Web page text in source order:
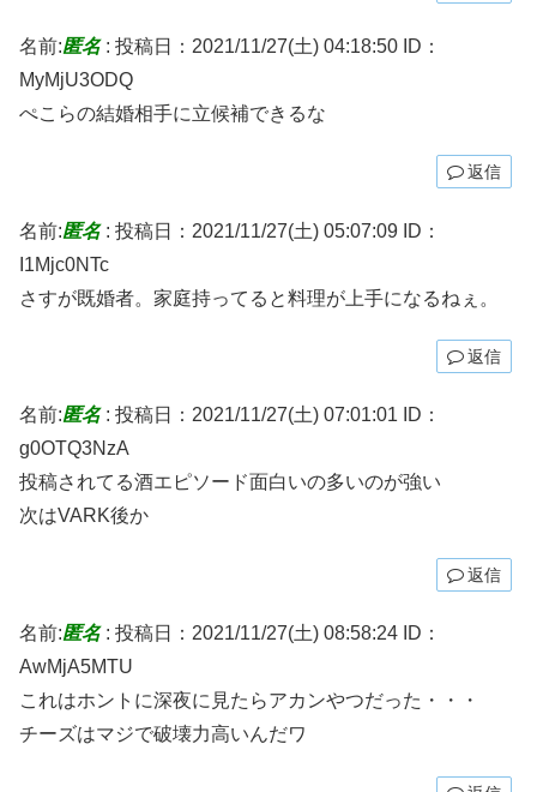
名前:匿名: 投稿日：2021/11/27(土) 04:18:50 ID：
MyMjU3ODQ
ぺこらの結婚相手に立候補できるな
返信
名前:匿名: 投稿日：2021/11/27(土) 05:07:09 ID：
I1Mjc0NTc
さすが既婚者。家庭持ってると料理が上手になるねぇ。
返信
名前:匿名: 投稿日：2021/11/27(土) 07:01:01
ID：
g0OTQ3NzA
投稿されてる酒エピソード面白いの多いのが強い
次はVARK後か
返信
名前:匿名: 投稿日：2021/11/27(土) 08:58:24 ID：
AwMjA5MTU
これはホントに深夜に見たらアカンやつだった・・・
チーズはマジで破壊力高いんだワ